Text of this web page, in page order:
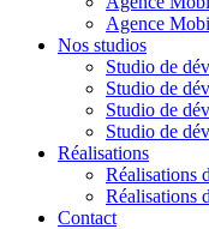
Agence
Nos studios
Studio de
Studio de
Studio de
Studio de
Réalisations
Réalisations
Réalisations
Contact